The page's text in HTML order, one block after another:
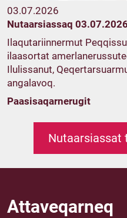
03.07.2026
Nutaarsiassaq 03.07.2026
Ilaqutariinnermut
ilaasortat
Ilulissanut,
angalavoq.
Paasisaqarnerugit
Nutaarsiassat
Attaveqarneq